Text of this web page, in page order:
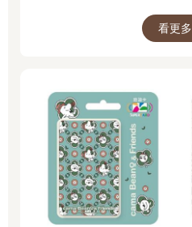
看更多